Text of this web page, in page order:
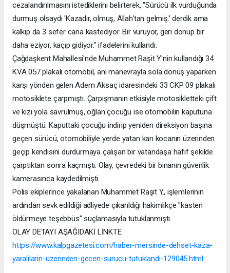
cezalandırılmasını istediklerini belirterek, "Sürücü ilk vurduğunda
durmuş olsaydı 'Kazadır, olmuş, Allah'tan gelmiş.' derdik ama
kalkıp da 3 sefer cana kastediyor. Bir vuruyor, geri dönüp bir
daha eziyor, kaçıp gidiyor." ifadelerini kullandı.
Çağdaşkent Mahallesi'nde Muhammet Raşit Y'nin kullandığı 34
KVA 057 plakalı otomobil, ani manevrayla sola dönüş yaparken
karşı yönden gelen Adem Aksaç idaresindeki 33 CKP 09 plakalı
motosiklete çarpmıştı. Çarpışmanın etkisiyle motosikletteki çift
ve kızı yola savrulmuş, oğlan çocuğu ise otomobilin kaputuna
düşmüştü. Kaputtaki çocuğu indirip yeniden direksiyon başına
geçen sürücü, otomobiliyle yerde yatan karı kocanın üzerinden
geçip kendisini durdurmaya çalışan bir vatandaşa hafif şekilde
çarptıktan sonra kaçmıştı. Olay, çevredeki bir binanın güvenlik
kamerasınca kaydedilmişti.
Polis ekiplerince yakalanan Muhammet Raşit Y., işlemlerinin
ardından sevk edildiği adliyede çıkarıldığı hakimlikçe "kasten
öldürmeye teşebbüs" suçlamasıyla tutuklanmıştı.
OLAY DETAYI AŞAĞIDAKİ LİNKTE
https://www.kalpgazetesi.com/haber-mersinde-dehset-kaza-
yaralilarin-uzerinden-gecen-surucu-tutuklandi-129045.html